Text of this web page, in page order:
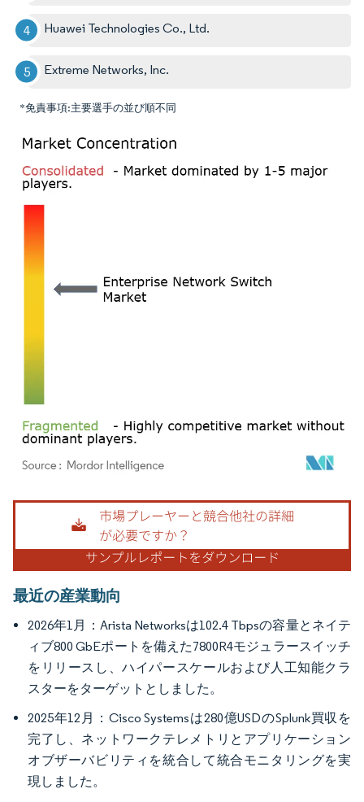
Huawei Technologies Co., Ltd.
Extreme Networks, Inc.
*免責事項:主要選手の並び順不同
画像 © Mordor Intelligence。再利用にはCC BY 4.0の表示が必要です。
最近の産業動向
2026年1月：Arista Networksは102.4 Tbpsの容量とネイテ
ィブ800 GbEポートを備えた7800R4モジュラースイッチ
をリリースし、ハイパースケールおよび人工知能クラ
スターをターゲットとしました。
2025年12月：Cisco Systemsは280億USDのSplunk買収を
完了し、ネットワークテレメトリとアプリケーション
オブザーバビリティを統合して統合モニタリングを実
現しました。